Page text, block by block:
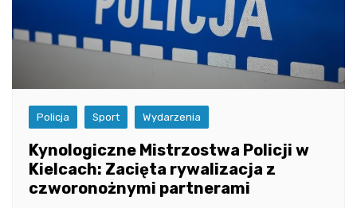
Policja Sport Wydarzenia
Kynologiczne Mistrzostwa Policji w
Kielcach: Zacięta rywalizacja z
czworonożnymi partnerami